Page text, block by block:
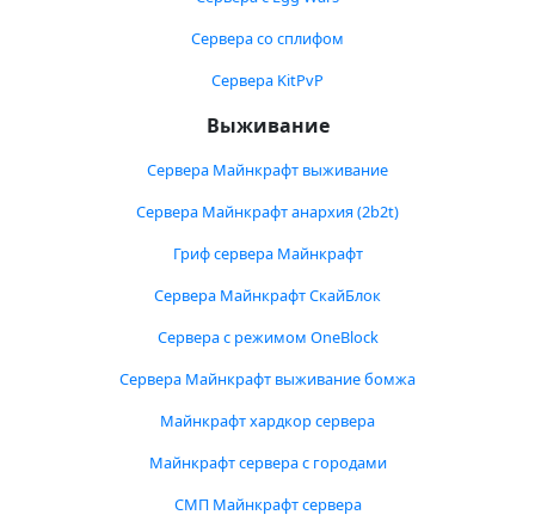
Сервера со сплифом
Сервера KitPvP
Выживание
Сервера Майнкрафт выживание
Сервера Майнкрафт анархия (2b2t)
Гриф сервера Майнкрафт
Сервера Майнкрафт СкайБлок
Сервера с режимом OneBlock
Сервера Майнкрафт выживание бомжа
Майнкрафт хардкор сервера
Майнкрафт сервера с городами
СМП Майнкрафт сервера